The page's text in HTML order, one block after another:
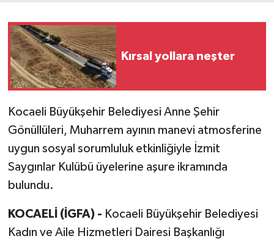
Kırsal yollara neşter
Kocaeli Büyükşehir Belediyesi Anne Şehir
Gönüllüleri, Muharrem ayının manevi atmosferine
uygun sosyal sorumluluk etkinliğiyle İzmit
Saygınlar Kulübü üyelerine aşure ikramında
bulundu.
KOCAELİ (İGFA) - Kocaeli Büyükşehir Belediyesi
Kadın ve Aile Hizmetleri Dairesi Başkanlığı